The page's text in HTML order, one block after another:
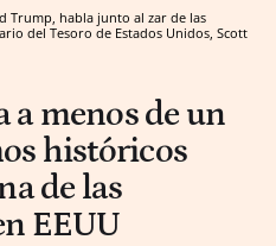
Trump, habla junto al zar de las
del Tesoro de Estados Unidos, Scott
a menos de un
históricos
de las
EEUU